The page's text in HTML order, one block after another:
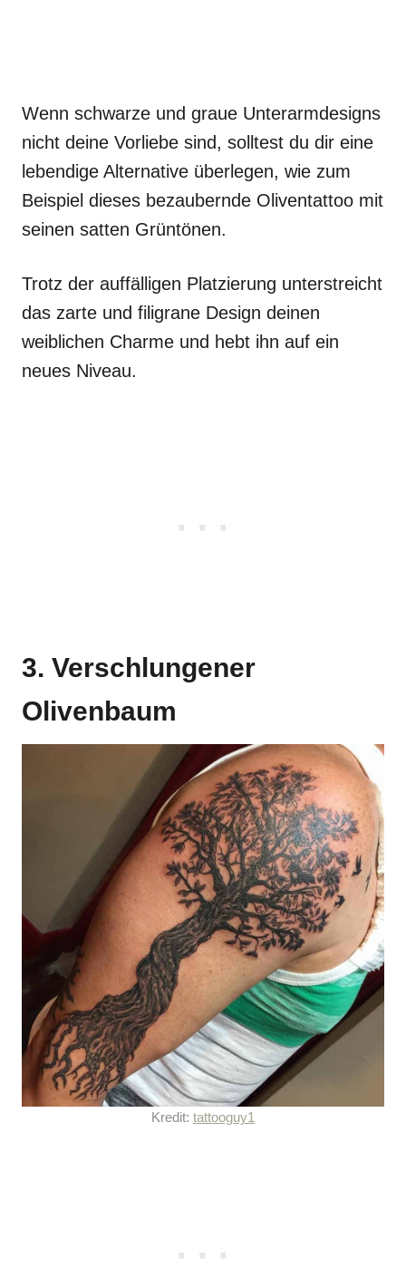
Wenn schwarze und graue Unterarmdesigns
nicht deine Vorliebe sind, solltest du dir eine
lebendige Alternative überlegen, wie zum
Beispiel dieses bezaubernde Oliventattoo mit
seinen satten Grüntönen.
Trotz der auffälligen Platzierung unterstreicht
das zarte und filigrane Design deinen
weiblichen Charme und hebt ihn auf ein
neues Niveau.
3. Verschlungener
Olivenbaum
Kredit: tattooguy1